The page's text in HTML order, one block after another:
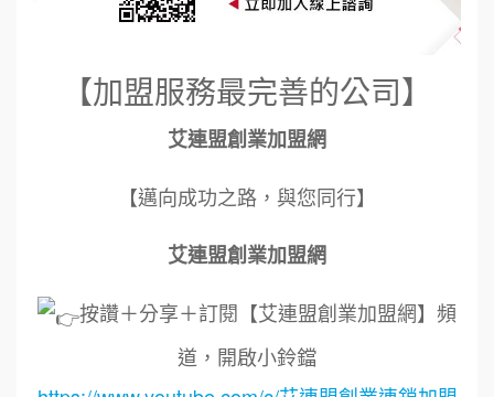
【加盟服務最完善的公司】
艾連盟創業加盟網
【邁向成功之路，與您同行】
艾連盟創業加盟網
按讚＋分享＋訂閱【艾連盟創業加盟網】頻
道，開啟小鈴鐺